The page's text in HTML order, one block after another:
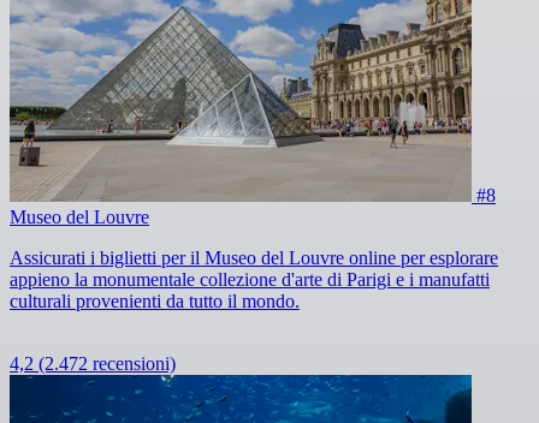
#8
Museo del Louvre
Assicurati i biglietti per il Museo del Louvre online per esplorare
appieno la monumentale collezione d'arte di Parigi e i manufatti
culturali provenienti da tutto il mondo.
4,2 (2.472 recensioni)